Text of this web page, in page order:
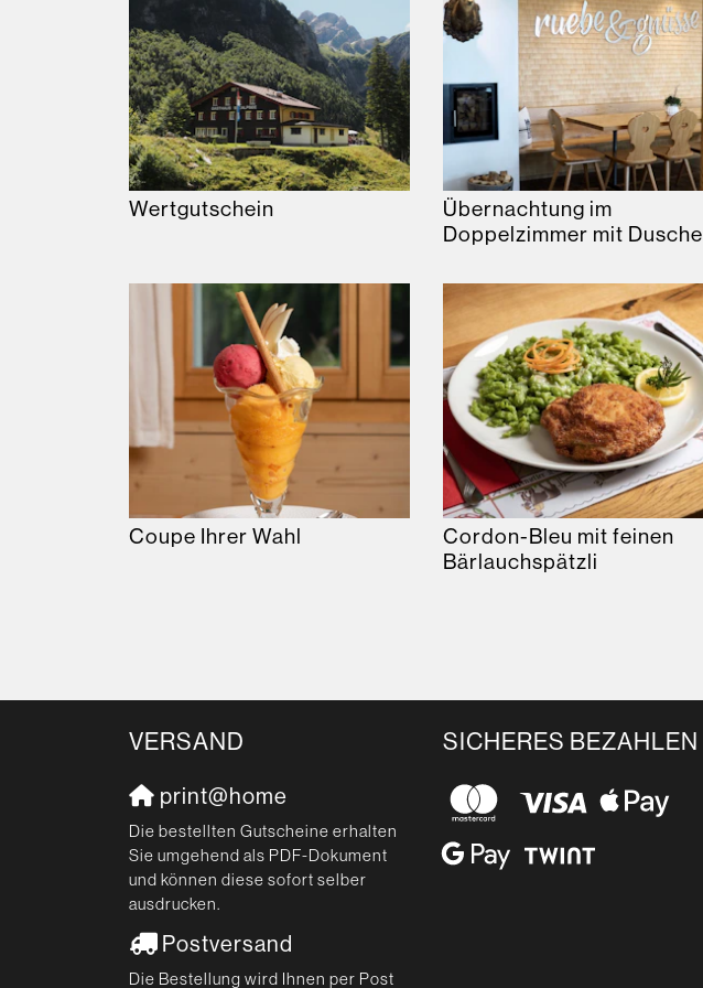
Wertgutschein
Übernachtung im
Doppelzimmer mit Dusche
Coupe Ihrer Wahl
Cordon-Bleu mit feinen
Bärlauchspätzli
VERSAND
print@home
Die bestellten Gutscheine erhalten
Sie umgehend als PDF-Dokument
und können diese sofort selber
ausdrucken.
Postversand
Die Bestellung wird Ihnen per Post
SICHERES BEZAHLEN